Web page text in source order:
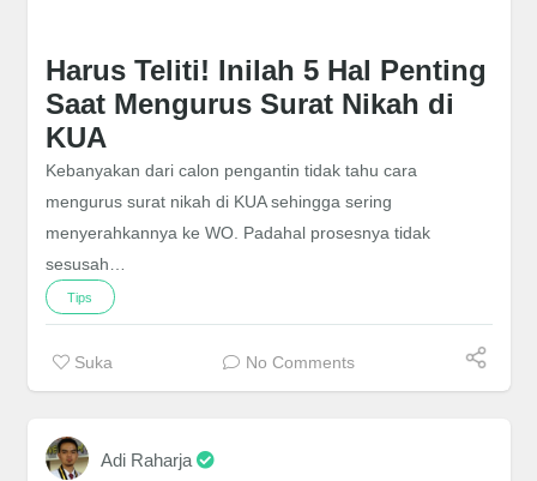
Harus Teliti! Inilah 5 Hal Penting
Saat Mengurus Surat Nikah di
KUA
Kebanyakan dari calon pengantin tidak tahu cara
mengurus surat nikah di KUA sehingga sering
menyerahkannya ke WO. Padahal prosesnya tidak
sesusah…
Tips
Suka No Comments
Adi Raharja